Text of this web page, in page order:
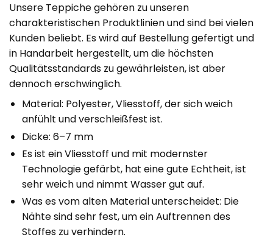
Unsere Teppiche gehören zu unseren
charakteristischen Produktlinien und sind bei vielen
Kunden beliebt. Es wird auf Bestellung gefertigt und
in Handarbeit hergestellt, um die höchsten
Qualitätsstandards zu gewährleisten, ist aber
dennoch erschwinglich.
Material: Polyester, Vliesstoff, der sich weich
anfühlt und verschleißfest ist.
Dicke: 6–7 mm
Es ist ein Vliesstoff und mit modernster
Technologie gefärbt, hat eine gute Echtheit, ist
sehr weich und nimmt Wasser gut auf.
Was es vom alten Material unterscheidet: Die
Nähte sind sehr fest, um ein Auftrennen des
Stoffes zu verhindern.